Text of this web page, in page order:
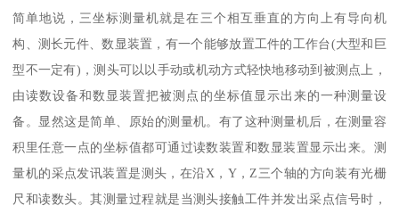
简单地说，三坐标测量机就是在三个相互垂直的方向上有导向机
构、测长元件、数显装置，有一个能够放置工件的工作台(大型和巨
型不一定有)，测头可以以手动或机动方式轻快地移动到被测点上，
由读数设备和数显装置把被测点的坐标值显示出来的一种测量设
备。显然这是简单、原始的测量机。有了这种测量机后，在测量容
积里任意一点的坐标值都可通过读数装置和数显装置显示出来。测
量机的采点发讯装置是测头，在沿X，Y，Z三个轴的方向装有光栅
尺和读数头。其测量过程就是当测头接触工件并发出采点信号时，